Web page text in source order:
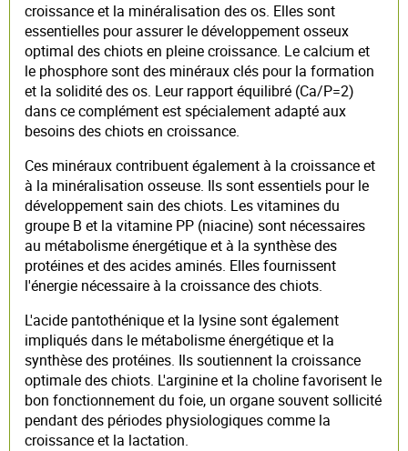
croissance et la minéralisation des os. Elles sont
essentielles pour assurer le développement osseux
optimal des chiots en pleine croissance. Le calcium et
le phosphore sont des minéraux clés pour la formation
et la solidité des os. Leur rapport équilibré (Ca/P=2)
dans ce complément est spécialement adapté aux
besoins des chiots en croissance.
Ces minéraux contribuent également à la croissance et
à la minéralisation osseuse. Ils sont essentiels pour le
développement sain des chiots. Les vitamines du
groupe B et la vitamine PP (niacine) sont nécessaires
au métabolisme énergétique et à la synthèse des
protéines et des acides aminés. Elles fournissent
l'énergie nécessaire à la croissance des chiots.
L'acide pantothénique et la lysine sont également
impliqués dans le métabolisme énergétique et la
synthèse des protéines. Ils soutiennent la croissance
optimale des chiots. L'arginine et la choline favorisent le
bon fonctionnement du foie, un organe souvent sollicité
pendant des périodes physiologiques comme la
croissance et la lactation.